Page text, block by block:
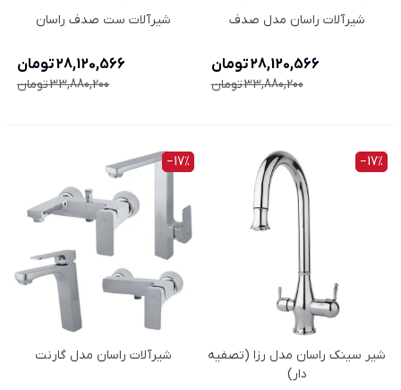
شیرآلات راسان مدل صدف
28,120,566 تومان
33,880,200 تومان
شیرآلات ست صدف راسان
28,120,566 تومان
33,880,200 تومان
‎−17%
شیر سینک راسان مدل رزا (تصفیه
دار)
‎−17%
شیرآلات راسان مدل گارنت